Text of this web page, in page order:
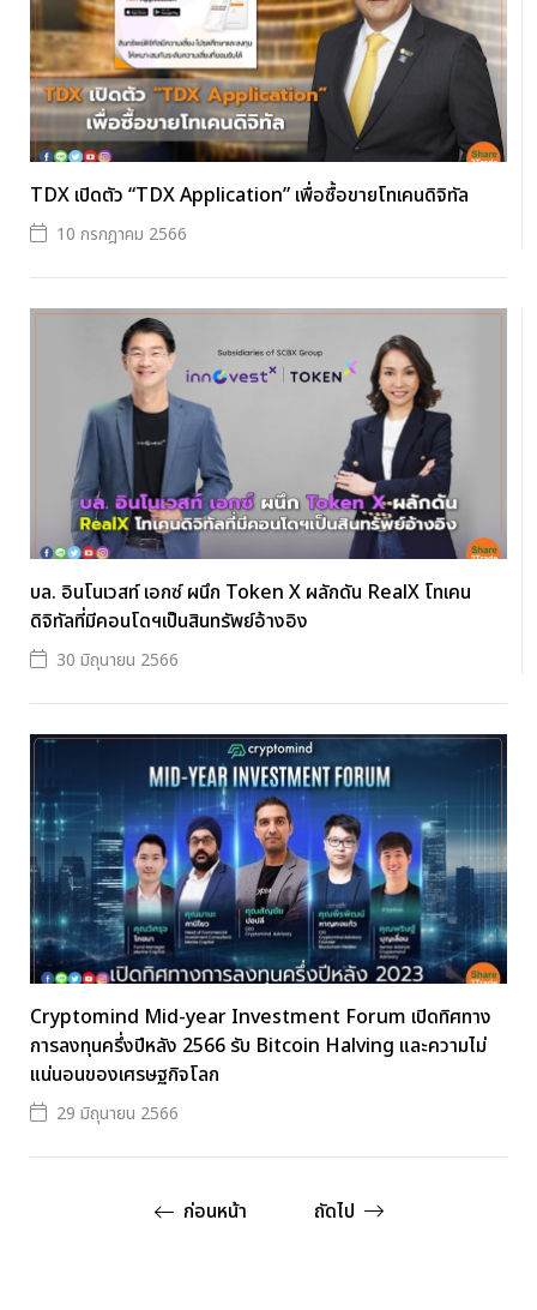
TDX เปิดตัว “TDX Application” เพื่อซื้อขายโทเคนดิจิทัล
10 กรกฎาคม 2566
บล. อินโนเวสท์ เอกซ์ ผนึก Token X ผลักดัน RealX โทเคน
ดิจิทัลที่มีคอนโดฯเป็นสินทรัพย์อ้างอิง
30 มิถุนายน 2566
Cryptomind Mid-year Investment Forum เปิดทิศทาง
การลงทุนครึ่งปีหลัง 2566 รับ Bitcoin Halving และความไม่
แน่นอนของเศรษฐกิจโลก
29 มิถุนายน 2566
ก่อนหน้า ถัดไป